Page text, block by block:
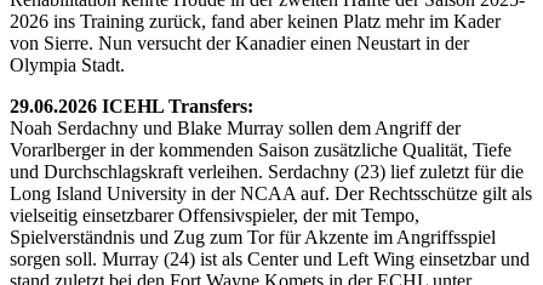
2026 ins Training zurück, fand aber keinen Platz mehr im Kader
von Sierre. Nun versucht der Kanadier einen Neustart in der
Olympia Stadt.
29.06.2026 ICEHL Transfers:
Noah Serdachny und Blake Murray sollen dem Angriff der
Vorarlberger in der kommenden Saison zusätzliche Qualität, Tiefe
und Durchschlagskraft verleihen. Serdachny (23) lief zuletzt für die
Long Island University in der NCAA auf. Der Rechtsschütze gilt als
vielseitig einsetzbarer Offensivspieler, der mit Tempo,
Spielverständnis und Zug zum Tor für Akzente im Angriffsspiel
sorgen soll. Murray (24) ist als Center und Left Wing einsetzbar und
stand zuletzt bei den Fort Wayne Komets in der ECHL unter